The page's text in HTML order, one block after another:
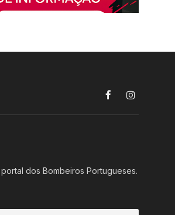
FacebookInstagram
dos Bombeiros Portugueses.